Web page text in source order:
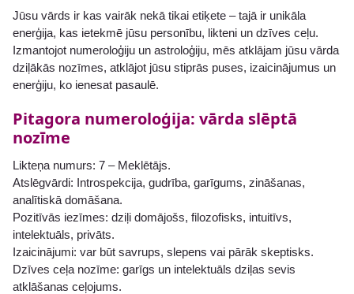
Jūsu vārds ir kas vairāk nekā tikai etiķete – tajā ir unikāla
enerģija, kas ietekmē jūsu personību, likteni un dzīves ceļu.
Izmantojot numeroloģiju un astroloģiju, mēs atklājam jūsu vārda
dziļākās nozīmes, atklājot jūsu stiprās puses, izaicinājumus un
enerģiju, ko ienesat pasaulē.
Pitagora numeroloģija: vārda slēptā
nozīme
Likteņa numurs: 7 – Meklētājs.
Atslēgvārdi: Introspekcija, gudrība, garīgums, zināšanas,
analītiskā domāšana.
Pozitīvās iezīmes: dziļi domājošs, filozofisks, intuitīvs,
intelektuāls, privāts.
Izaicinājumi: var būt savrups, slepens vai pārāk skeptisks.
Dzīves ceļa nozīme: garīgs un intelektuāls dziļas sevis
atklāšanas ceļojums.